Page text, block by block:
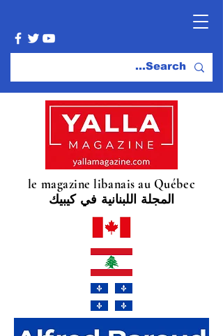
le magazine libanais au Québec
المجلة اللبنانية في كيبيك